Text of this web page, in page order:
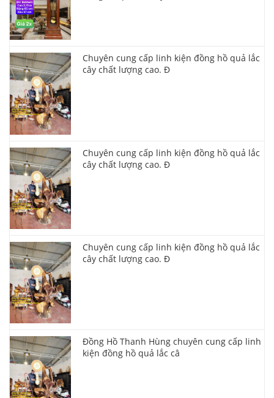
Chuyên cung cấp linh kiện đồng hồ quả lắc
cây chất lượng cao. Đ
Chuyên cung cấp linh kiện đồng hồ quả lắc
cây chất lượng cao. Đ
Chuyên cung cấp linh kiện đồng hồ quả lắc
cây chất lượng cao. Đ
Đồng Hồ Thanh Hùng chuyên cung cấp linh
kiện đồng hồ quả lắc câ